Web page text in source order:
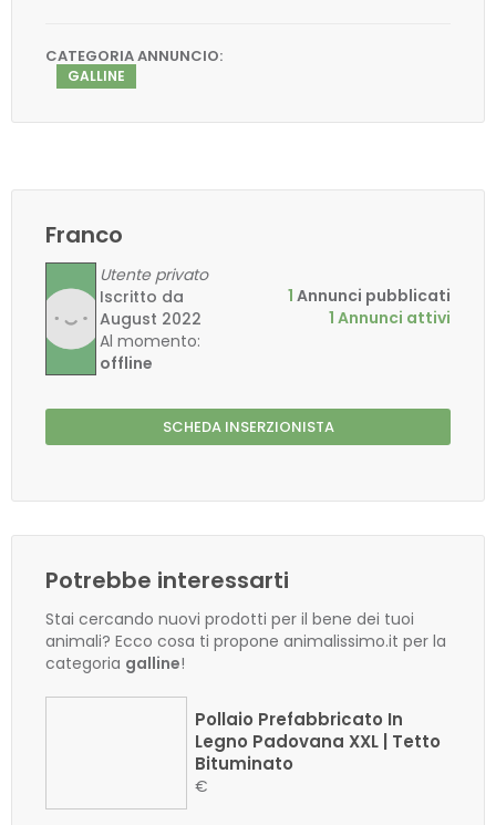
CATEGORIA ANNUNCIO:
GALLINE
Franco
Utente privato
Iscritto da
August 2022
Al momento:
offline
1 Annunci pubblicati
1 Annunci attivi
SCHEDA INSERZIONISTA
Potrebbe interessarti
Stai cercando nuovi prodotti per il bene dei tuoi
animali? Ecco cosa ti propone animalissimo.it per la
categoria galline!
Pollaio Prefabbricato In
Legno Padovana XXL | Tetto
Bituminato
€